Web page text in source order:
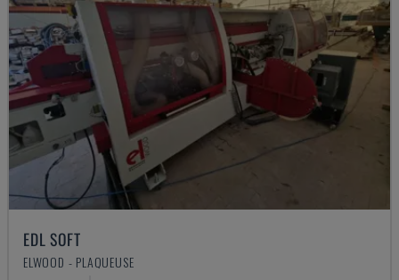
EDL SOFT
ELWOOD - PLAQUEUSE